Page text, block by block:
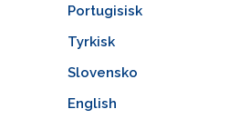
Portugisisk
Tyrkisk
Slovensko
English